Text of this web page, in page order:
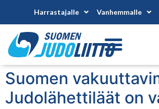
Harrastajalle Vanhemmalle
Suomen
Judolähettiläät on